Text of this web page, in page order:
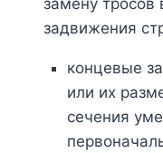
задвижения
концевые
или их
сечения